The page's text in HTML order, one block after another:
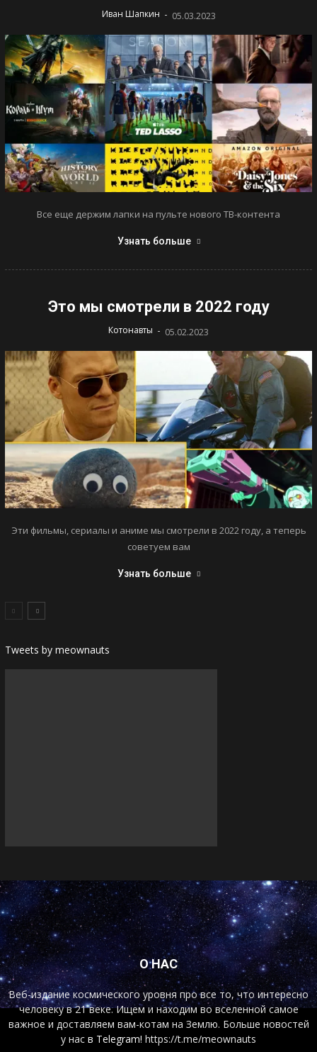
Иван Шапкин - 05.03.2023
Все еще держим лапки на пульте нового ТВ-контента
Узнать больше
Это мы смотрели в 2022 году
Котонавты - 05.02.2023
Эти фильмы, сериалы и аниме мы смотрели в 2022 году, а теперь
советуем вам
Узнать больше
Tweets by meownauts
О НАС
Веб-издание космического уровня про все то, что интересно
человеку в 21 веке. Ищем и находим во вселенной самое
важное и доставляем вам-котам на Землю. Больше новостей
у нас в Telegram! https://t.me/meownauts